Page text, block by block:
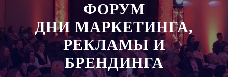
ФОРУМ
ДНИ МАРКЕТИНГА,
РЕКЛАМЫ И
БРЕНДИНГА